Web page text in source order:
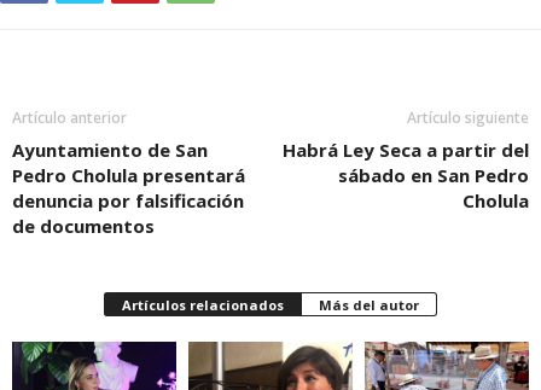
Artículo anterior
Ayuntamiento de San
Pedro Cholula presentará
denuncia por falsificación
de documentos
Artículo siguiente
Habrá Ley Seca a partir del
sábado en San Pedro
Cholula
Artículos relacionados Más del autor